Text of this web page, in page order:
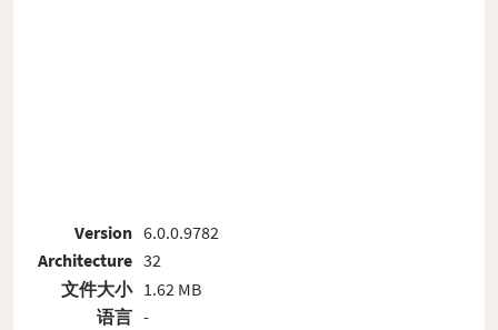
Version
Architecture
文件大小
语言
6.0.0.9782
32
1.62 MB
-